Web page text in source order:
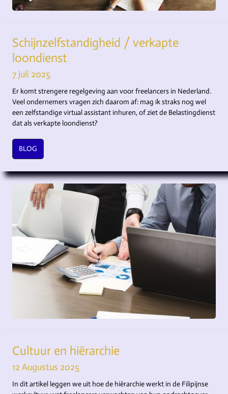
Schijnzelfstandigheid / verkapte
loondienst
7 juli 2025
Er komt strengere regelgeving aan voor freelancers in Nederland.
Veel ondernemers vragen zich daarom af: mag ik straks nog wel
een zelfstandige virtual assistant inhuren, of ziet de Belastingdienst
dat als verkapte loondienst?
BLOG
Cultuur en hiërarchie
12 Augustus 2025
In dit artikel leggen we uit hoe de hiërarchie werkt in de Filipijnse